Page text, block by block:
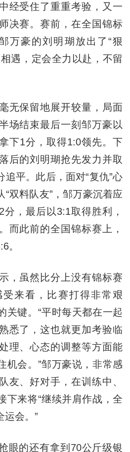
经受住了重重考验，又一
决赛。赛前，在全国锦标
万豪的刘明瑚放出了“狠
遇，定会全力以赴，不留
保留地展开较量，局面
场结束最后一刻邹万豪以
下1分，取得1:0领先。下
后的刘明瑚抢先发力并取
追平。此后，面对“复仇”心
双料队友”，邹万豪沉着应
，最后以3:1取得胜利，
而此前的全国锦标赛上，
。
虽然比分上没有锦标赛
来看，比赛打得非常艰
关键。“平时每天都在一起
悉了，这也就更加考验临
理、心态的调整等方面能
机会。”邹万豪说，非常感
友、好对手，在训练中、
下来将“继续并肩作战，全
运会。”
的还有拿到70公斤级银